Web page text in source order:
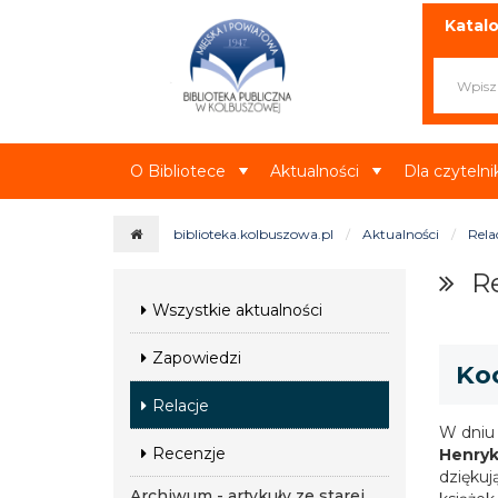
Miejska i Powiatowa Biblioteka
O Bibliotece Aktualności Dla
biblioteka.kolbuszowa.pl Aktualności
Wszystkie aktualności
Zapowiedzi
Relacje
Recenzje
W